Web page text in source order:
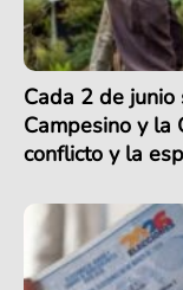
Cada 2 de
Campesino y la
conflicto y la